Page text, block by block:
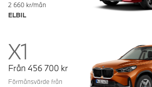
2 660 kr/mån
ELBIL
X1
Från 456 700 kr
Förmånsvärde från